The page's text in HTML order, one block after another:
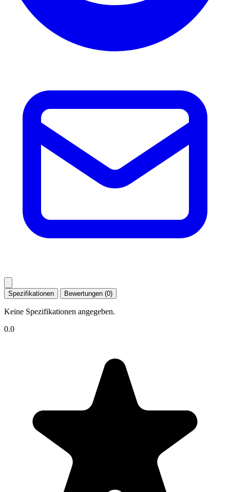
Spezifikationen Bewertungen (0)
Keine Spezifikationen angegeben.
0.0